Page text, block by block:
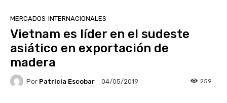
MERCADOS INTERNACIONALES
Vietnam es líder en el sudeste
asiático en exportación de
madera
Por Patricia Escobar 04/05/2019 259